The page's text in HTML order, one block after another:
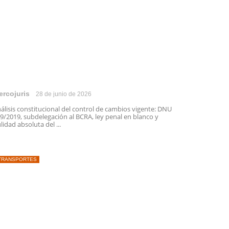
28 de junio de 2026
constitucional del control de cambios vigente: DNU
2019, subdelegación al BCRA, ley penal en blanco y
absoluta del ...